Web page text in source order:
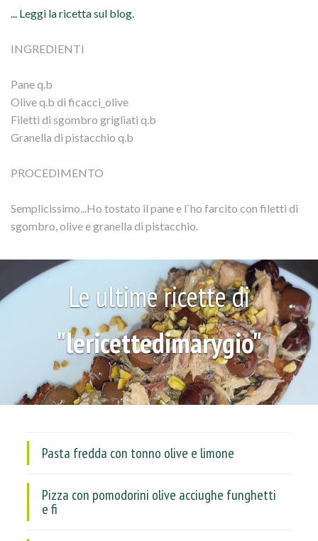
... Leggi la ricetta sul blog.
INGREDIENTI
Pane q.b
Olive q.b di ficacci_olive
Filetti di sgombro grigliati q.b
Granella di pistacchio q.b
PROCEDIMENTO
Semplicissimo...Ho tostato il pane e l`ho farcito con filetti di
sgombro, olive e granella di pistacchio.
Le ultime ricette di
"lericettedimarygio"
Pasta fredda con tonno olive e limone
Pizza con pomodorini olive acciughe funghetti
e fi